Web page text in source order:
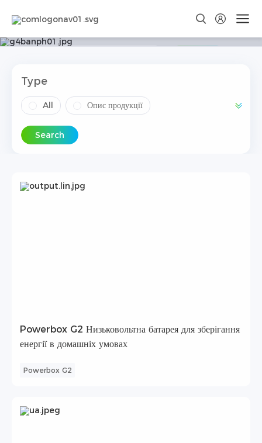
Більше підтримки
Type
All Опис продукції
Встановлення продукту
Search
Powerbox G2 Низьковольтна батарея для зберігання
енергії в домашніх умовах
Powerbox G2